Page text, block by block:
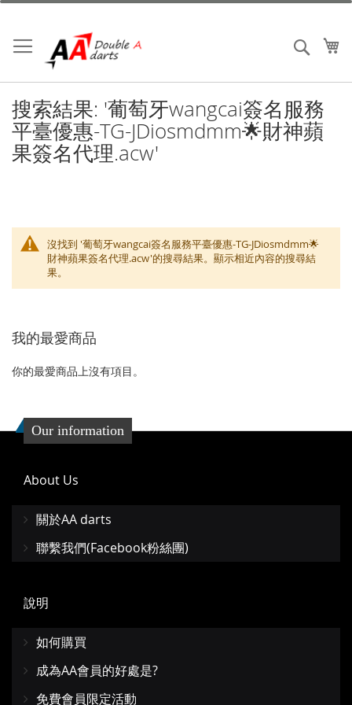
跳
內
容
搜索
搜索結果: '葡萄牙wangcai簽名服務
平臺優惠-TG-JDiosmdmm🌟財神蘋
果簽名代理.acw'
沒找到 '葡萄牙wangcai簽名服務平臺優惠-TG-JDiosmdmm🌟
財神蘋果簽名代理.acw'的搜尋結果。顯示相近內容的搜尋結
果。
我的最愛商品
你的最愛商品上沒有項目。
Our information
About Us
關於AA darts
聯繫我們(Facebook粉絲團)
說明
如何購買
成為AA會員的好處是?
免費會員限定活動